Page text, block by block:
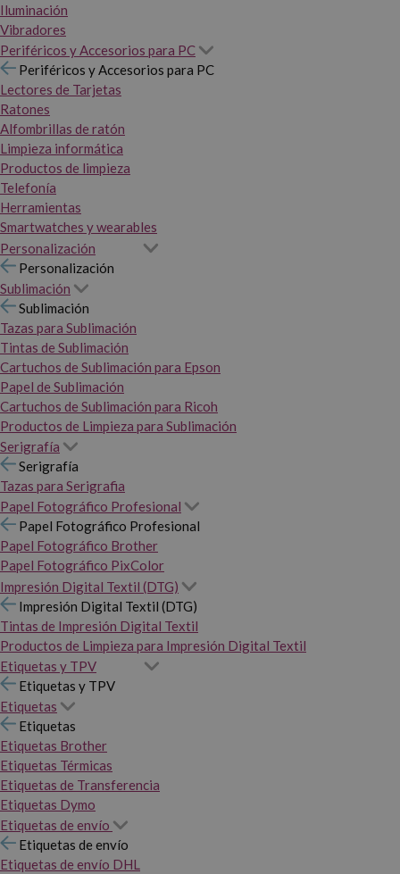
Iluminación
Vibradores
Periféricos y Accesorios para PC
Periféricos y Accesorios para PC
Lectores de Tarjetas
Ratones
Alfombrillas de ratón
Limpieza informática
Productos de limpieza
Telefonía
Herramientas
Smartwatches y wearables
Personalización
Personalización
Sublimación
Sublimación
Tazas para Sublimación
Tintas de Sublimación
Cartuchos de Sublimación para Epson
Papel de Sublimación
Cartuchos de Sublimación para Ricoh
Productos de Limpieza para Sublimación
Serigrafía
Serigrafía
Tazas para Serigrafia
Papel Fotográfico Profesional
Papel Fotográfico Profesional
Papel Fotográfico Brother
Papel Fotográfico PixColor
Impresión Digital Textil (DTG)
Impresión Digital Textil (DTG)
Tintas de Impresión Digital Textil
Productos de Limpieza para Impresión Digital Textil
Etiquetas y TPV
Etiquetas y TPV
Etiquetas
Etiquetas
Etiquetas Brother
Etiquetas Térmicas
Etiquetas de Transferencia
Etiquetas Dymo
Etiquetas de envío
Etiquetas de envío
Etiquetas de envío DHL